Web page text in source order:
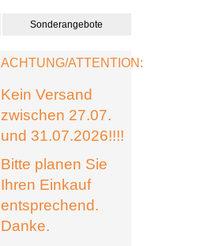
Sonderangebote
ACHTUNG/ATTENTION:
Kein Versand
zwischen 27.07.
und 31.07.2026!!!!
Bitte planen Sie
Ihren Einkauf
entsprechend.
Danke.